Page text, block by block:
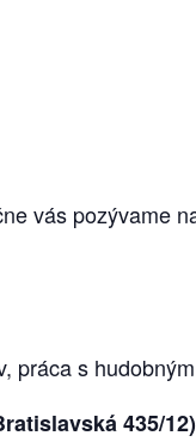
vás pozývame
práca s
435/